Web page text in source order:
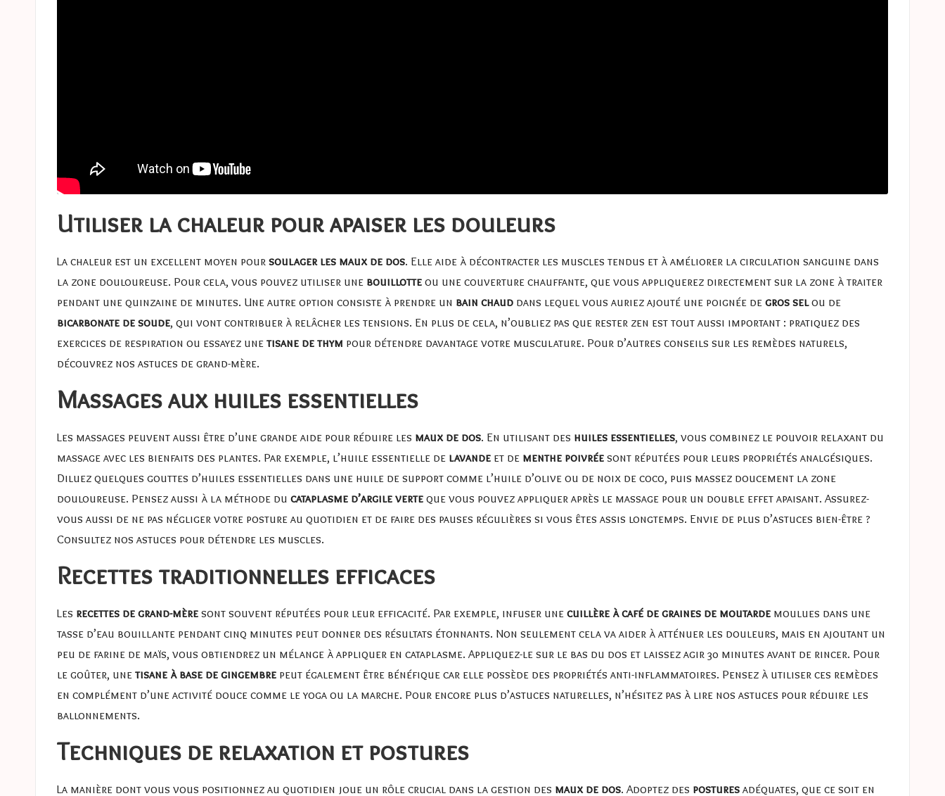
Utiliser la chaleur pour apaiser les douleurs
La chaleur est un excellent moyen pour soulager les maux de dos. Elle aide à décontracter les muscles tendus et à améliorer la circulation sanguine dans
la zone douloureuse. Pour cela, vous pouvez utiliser une bouillotte ou une couverture chauffante, que vous appliquerez directement sur la zone à traiter
pendant une quinzaine de minutes. Une autre option consiste à prendre un bain chaud dans lequel vous auriez ajouté une poignée de gros selou de
bicarbonate de soude, qui vont contribuer à relâcher les tensions. En plus de cela, n’oubliez pas que rester zen est tout aussi important : pratiquez des
exercices de respiration ou essayez une tisane de thym pour détendre davantage votre musculature. Pour d’autres conseils sur les remèdes naturels,
découvrez nos astuces de grand-mère.
Massages aux huiles essentielles
Les massages peuvent aussi être d’une grande aide pour réduire les maux de dos. En utilisant des huiles essentielles, vous combinez le pouvoir relaxant du
massage avec les bienfaits des plantes. Par exemple, l’huile essentielle de lavande et de menthe poivrée sont réputées pour leurs propriétés analgésiques.
Diluez quelques gouttes d’huiles essentielles dans une huile de support comme l’huile d’olive ou de noix de coco, puis massez doucement la zone
douloureuse. Pensez aussi à la méthode du cataplasme d’argile verte que vous pouvez appliquer après le massage pour un double effet apaisant. Assurez-
vous aussi de ne pas négliger votre posture au quotidien et de faire des pauses régulières si vous êtes assis longtemps. Envie de plus d’astuces bien-être ?
Consultez nos astuces pour détendre les muscles.
Recettes traditionnelles efficaces
Les recettes de grand-mère sont souvent réputées pour leur efficacité. Par exemple, infuser une cuillère à café de graines de moutarde moulues dans une
tasse d’eau bouillante pendant cinq minutes peut donner des résultats étonnants. Non seulement cela va aider à atténuer les douleurs, mais en ajoutant un
peu de farine de maïs, vous obtiendrez un mélange à appliquer en cataplasme. Appliquez-le sur le bas du dos et laissez agir 30 minutes avant de rincer. Pour
le goûter, une tisane à base de gingembre peut également être bénéfique car elle possède des propriétés anti-inflammatoires. Pensez à utiliser ces remèdes
en complément d’une activité douce comme le yoga ou la marche. Pour encore plus d’astuces naturelles, n’hésitez pas à lire nos astuces pour réduire les
ballonnements.
Techniques de relaxation et postures
La manière dont vous vous positionnez au quotidien joue un rôle crucial dans la gestion des maux de dos. Adoptez des postures adéquates, que ce soit en